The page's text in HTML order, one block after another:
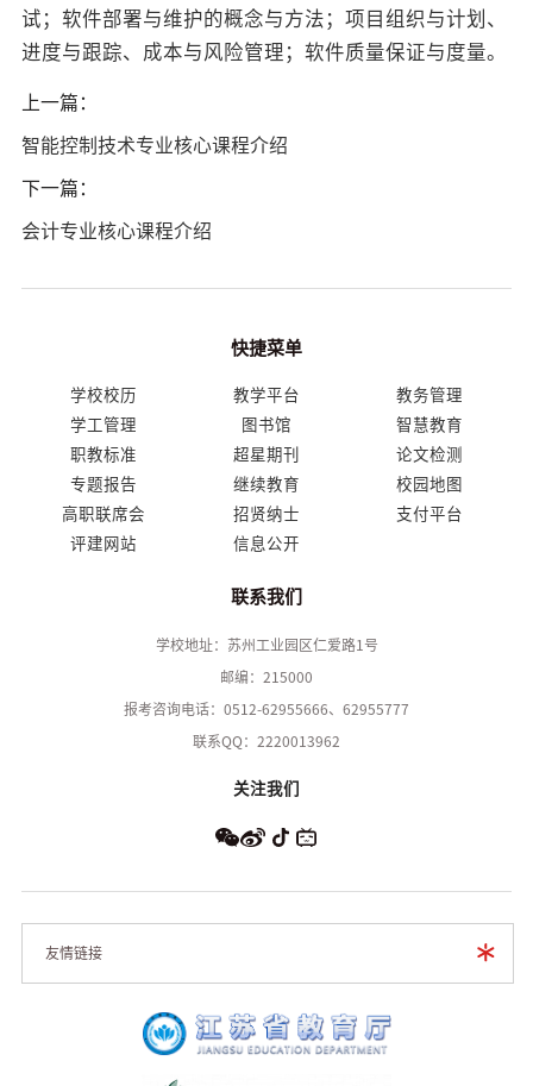
试；软件部署与维护的概念与方法；项目组织与计划、
进度与跟踪、成本与风险管理；软件质量保证与度量。
上一篇：
智能控制技术专业核心课程介绍
下一篇：
会计专业核心课程介绍
快捷菜单
学校校历 教学平台
教务管理
学工管理
图书馆
智慧教育
职教标准
超星期刊
论文检测
专题报告
继续教育
校园地图
高职联席会
招贤纳士
支付平台
评建网站
信息公开
联系我们
学校地址：苏州工业园区仁爱路1号
邮编：215000
报考咨询电话：0512-62955666、62955777
联系QQ：2220013962
关注我们
友情链接